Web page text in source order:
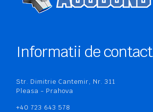
Informatii de contact
Str. Dimitrie Cantemir, Nr. 311
Pleasa - Prahova
+40 723 643 578